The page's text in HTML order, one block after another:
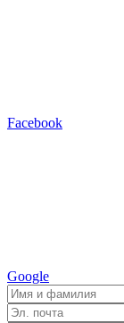
Facebook
Google